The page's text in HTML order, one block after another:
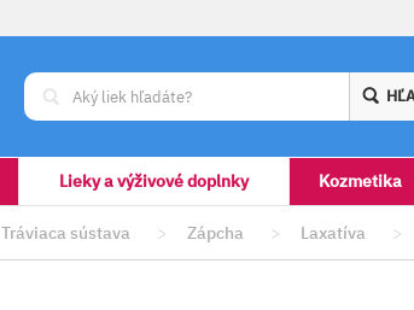
Lieky a výživové doplnky Kozmetika
Tráviaca sústava > Zápcha > Laxatíva >